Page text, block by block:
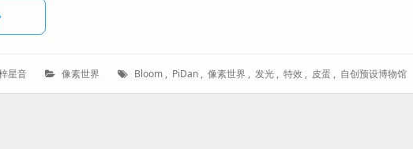
素世界自创预设博物馆】Bloom 发光特效
星音
分
像素世界
标
Bloom , PiDan , 像素世界 , 发光 , 特效 , 皮蛋 , 自创预设博物馆